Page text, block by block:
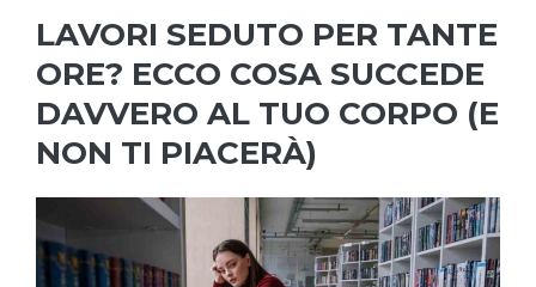
LAVORI SEDUTO PER TANTE
ORE? ECCO COSA SUCCEDE
DAVVERO AL TUO CORPO (E
NON TI PIACERÀ)